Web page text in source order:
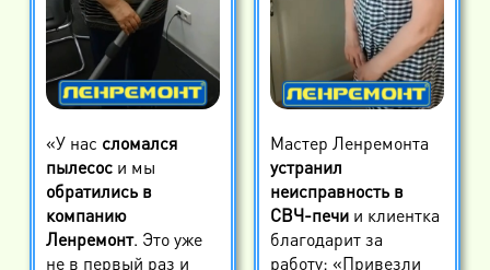
«У нас сломался
пылесоси мы
обратились в
компанию
Ленремонт. Это уже
не в первый раз и
Мастер Ленремонта
устранил
неисправность в
СВЧ-печии клиентка
благодарит за
работу: «Привезли